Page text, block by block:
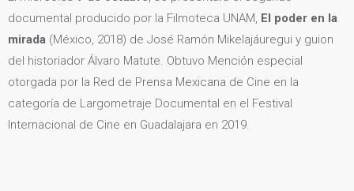
documental producido por la Filmoteca UNAM, El poder en la
mirada (México, 2018) de José Ramón Mikelajáuregui y guion
del historiador Álvaro Matute. Obtuvo Mención especial
otorgada por la Red de Prensa Mexicana de Cine en la
categoría de Largometraje Documental en el Festival
Internacional de Cine en Guadalajara en 2019.